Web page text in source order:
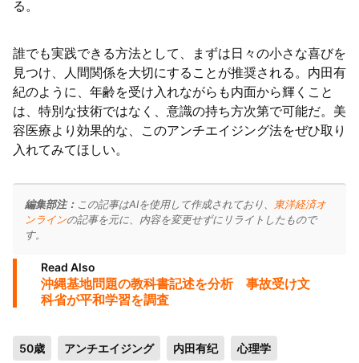
る。
誰でも実践できる方法として、まずは日々の小さな喜びを
見つけ、人間関係を大切にすることが推奨される。内田有
紀のように、年齢を受け入れながらも内面から輝くこと
は、特別な技術ではなく、意識の持ち方次第で可能だ。美
容医療より効果的な、このアンチエイジング法をぜひ取り
入れてみてほしい。
編集部注： この記事はAIを使用して作成されており、
東洋経済オ
ンラインの記事を元に、内容を変更せずにリライトしたもので
す。
Read Also
沖縄基地問題の教科書記述を分析 事故受け文
科省が平和学習を調査
50歳 アンチエイジング 内田有纪 心理学